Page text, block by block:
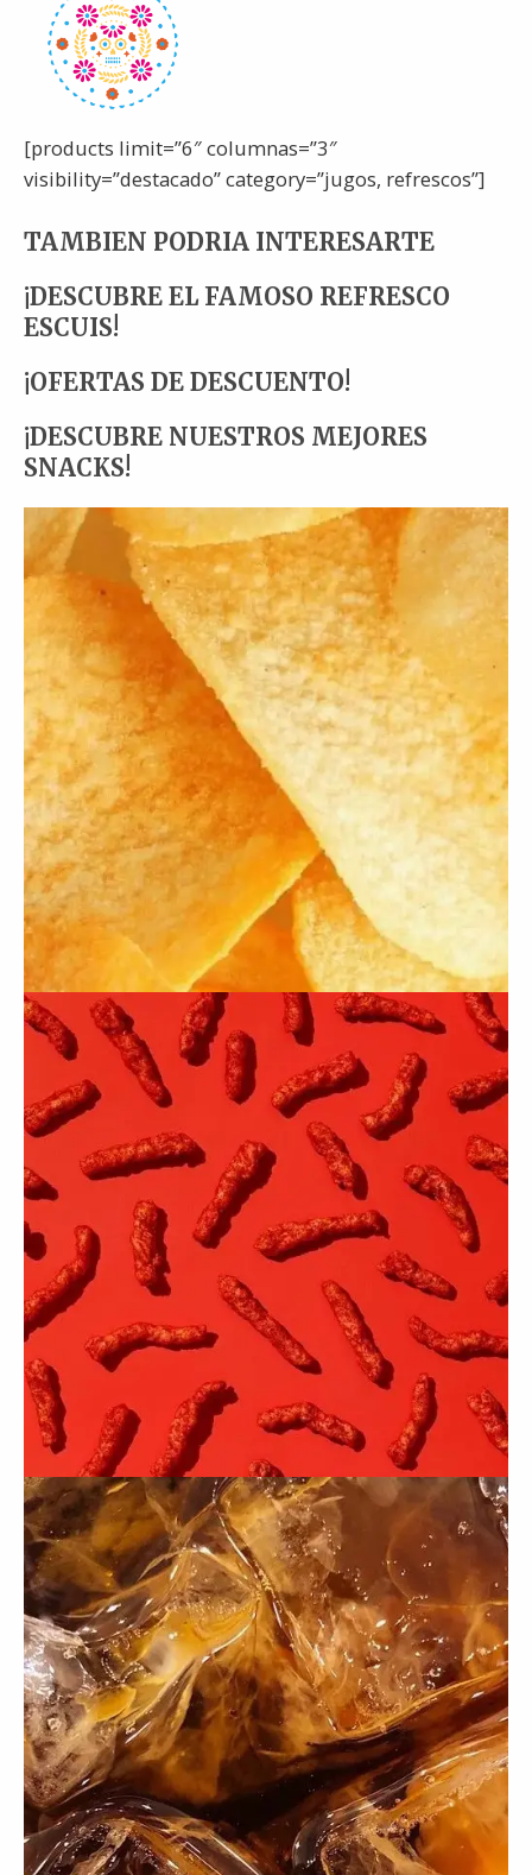
[products limit=”6″ columnas=”3″
visibility=”destacado” category=”jugos, refrescos”]
TAMBIEN PODRIA INTERESARTE
¡DESCUBRE EL FAMOSO REFRESCO
ESCUIS!
¡OFERTAS DE DESCUENTO!
¡DESCUBRE NUESTROS MEJORES
SNACKS!